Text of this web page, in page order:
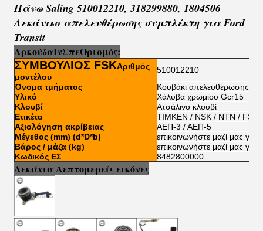
Πάνω Saling 510012210, 318299880, 1804506
Λεκάνικο απελευθέρωσης συμπλέκτη για Ford
Transit
ΑρκούδαΙνΣπεΟρισμός:
ΣΥΜΒΟΥΛΙΟΣ FSKΑριθμός
μοντέλου
510012210
Όνομα τμήματος
Κουβάκι απελευθέρωσης
Υλικό
Χάλυβα χρωμίου Gcr15
Κλουβί
Ατσάλινο κλουβί
Ετικέτα
TIMKEN / NSK / NTN /
Αξιολόγηση ακρίβειας
ΑΕΠ-3 / ΑΕΠ-5
Μέγεθος (mm) (d*D*b)
επικοινωνήστε μαζί μας για
Βάρος / μάζα (kg)
επικοινωνήστε μαζί μας για
Κωδικός ΕΣ
8482800000
Λεκάνια Λεπτομερείς εικόνες